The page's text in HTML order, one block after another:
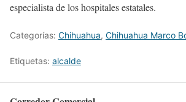
especialista de los hospitales estatales.
Categorías: Chihuahua, Chihuahua Marco
Etiquetas: alcalde